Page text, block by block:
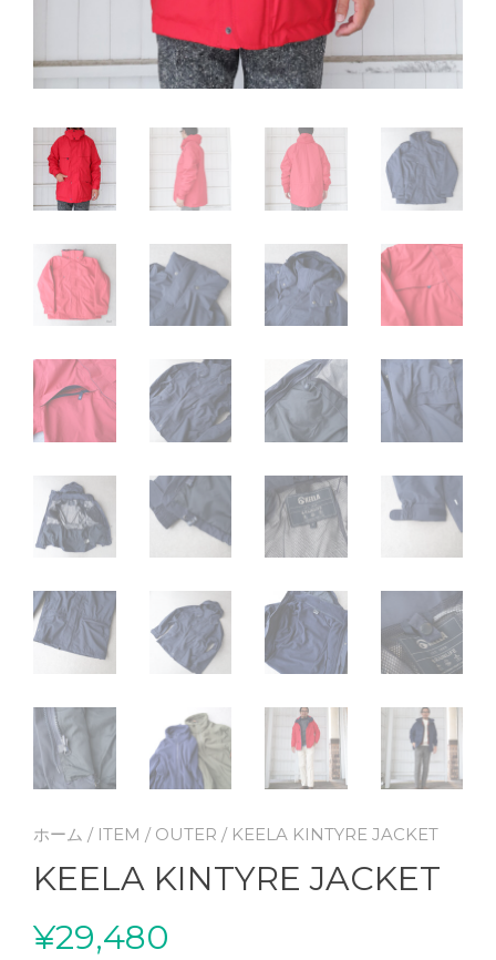
ホーム / ITEM / OUTER / KEELA KINTYRE JACKET
KEELA KINTYRE JACKET
¥29,480